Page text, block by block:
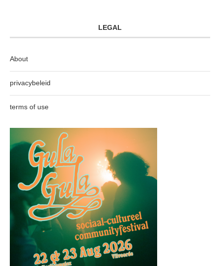
LEGAL
About
privacybeleid
terms of use